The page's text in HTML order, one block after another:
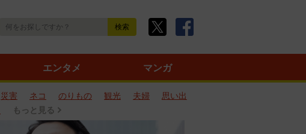
エンタメ マンガ
災害 ネコ のりもの 観光 夫婦
思い出
もっと見る